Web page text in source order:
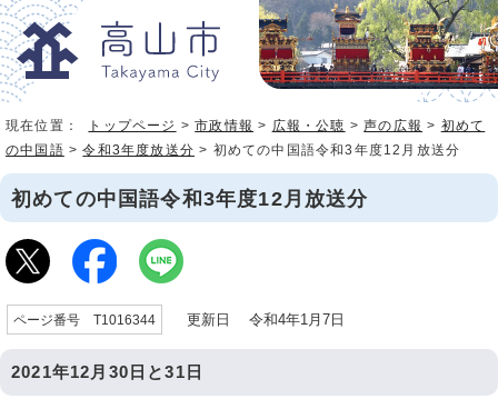
現在位置： トップページ >市政情報 > 広報・公聴 >声の広報 > 初めて
の中国語 >令和3年度放送分 > 初めての中国語令和3年度12月放送分
初めての中国語令和3年度12月放送分
ページ番号 T1016344 更新日 令和4年1月7日
2021年12月30日と31日